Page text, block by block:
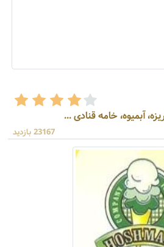
آبمیوه، خامه قنادی ...
23167 بازدید